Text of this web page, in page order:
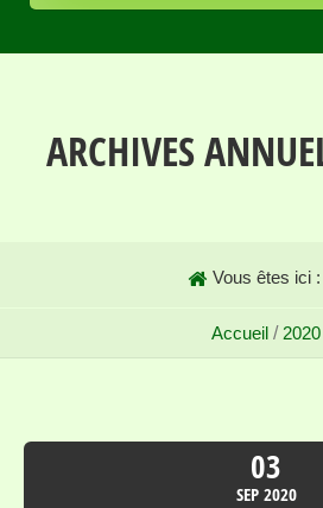
ARCHIVES
Vous êtes ici :
Accueil / 2020
03
SEP2020